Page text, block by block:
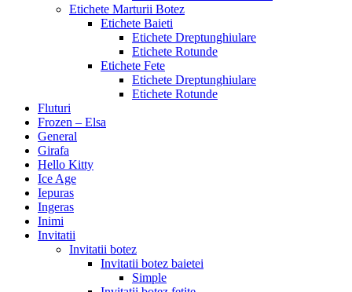
Etichete Marturii Botez
Etichete Baieti
Etichete Dreptunghiulare
Etichete Rotunde
Etichete Fete
Etichete Dreptunghiulare
Etichete Rotunde
Fluturi
Frozen – Elsa
General
Girafa
Hello Kitty
Ice Age
Iepuras
Ingeras
Inimi
Invitatii
Invitatii botez
Invitatii botez baietei
Simple